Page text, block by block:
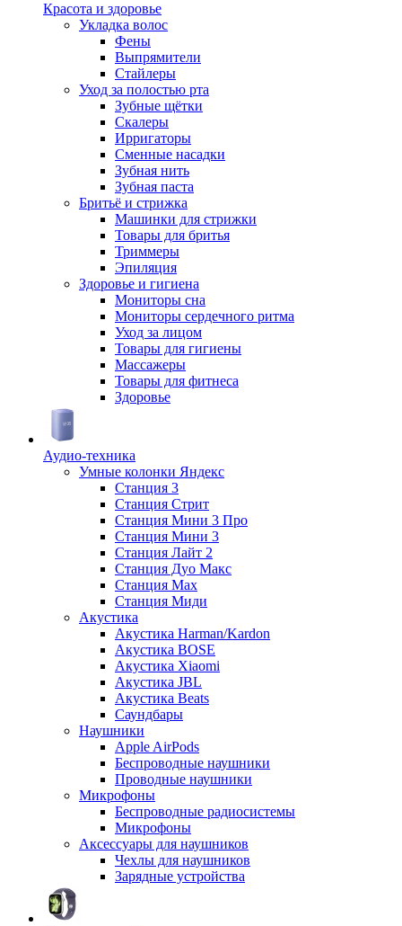
Красота и здоровье
Укладка волос
Фены
Выпрямители
Стайлеры
Уход за полостью рта
Зубные щётки
Скалеры
Ирригаторы
Сменные насадки
Зубная нить
Зубная паста
Бритьё и стрижка
Машинки для стрижки
Товары для бритья
Триммеры
Эпиляция
Здоровье и гигиена
Мониторы сна
Мониторы сердечного ритма
Уход за лицом
Товары для гигиены
Массажеры
Товары для фитнеса
Здоровье
Аудио-техника
Умные колонки Яндекс
Станция 3
Станция Стрит
Станция Мини 3 Про
Станция Мини 3
Станция Лайт 2
Станция Дуо Макс
Станция Max
Станция Миди
Акустика
Акустика Harman/Kardon
Акустика BOSE
Акустика Xiaomi
Акустика JBL
Акустика Beats
Саундбары
Наушники
Apple AirPods
Беспроводные наушники
Проводные наушники
Микрофоны
Беспроводные радиосистемы
Микрофоны
Аксессуары для наушников
Чехлы для наушников
Зарядные устройства